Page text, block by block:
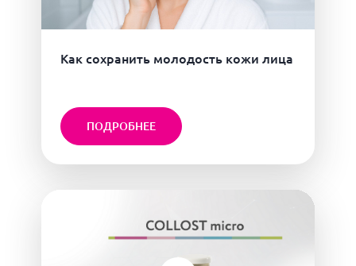
Как сохранить молодость кожи лица
ПОДРОБНЕЕ